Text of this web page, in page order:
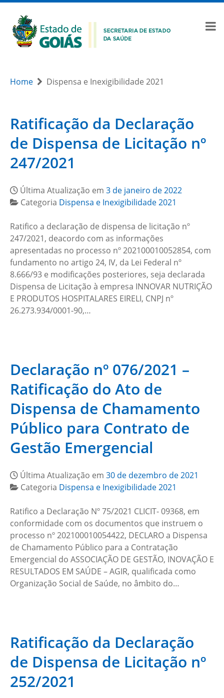
Home Dispensa e Inexigibilidade 2021
Ratificação da Declaração
de Dispensa de Licitação nº
247/2021
Última Atualização em 3 de janeiro de 2022
Categoria Dispensa e Inexigibilidade 2021
Ratifico a declaração de dispensa de licitação nº
247/2021, deacordo com as informações
apresentadas no processo nº 202100010052854, com
fundamento no artigo 24, IV, da Lei Federal nº
8.666/93 e modificações posteriores, seja declarada
Dispensa de Licitação à empresa INNOVAR NUTRIÇÃO
E PRODUTOS HOSPITALARES EIRELI, CNPJ nº
26.273.934/0001-90,…
Declaração nº 076/2021 –
Ratificação do Ato de
Dispensa de Chamamento
Público para Contrato de
Gestão Emergencial
Última Atualização em 30 de dezembro de 2021
Categoria Dispensa e Inexigibilidade 2021
Ratifico a Declaração Nº 75/2021 CLICIT- 09368, em
conformidade com os documentos que instruem o
processo nº 202100010054422, DECLARO a Dispensa
de Chamamento Público para a Contratação
Emergencial do ASSOCIAÇÃO DE GESTÃO, INOVAÇÃO E
RESULTADOS EM SAÚDE – AGIR, qualificada como
Organização Social de Saúde, no âmbito do…
Ratificação da Declaração
de Dispensa de Licitação nº
252/2021